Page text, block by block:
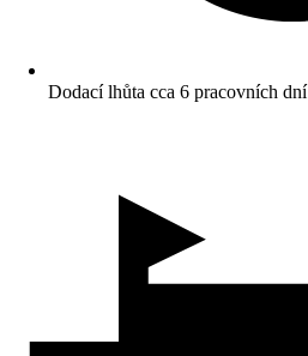
Dodací lhůta cca 6 pracovních dní